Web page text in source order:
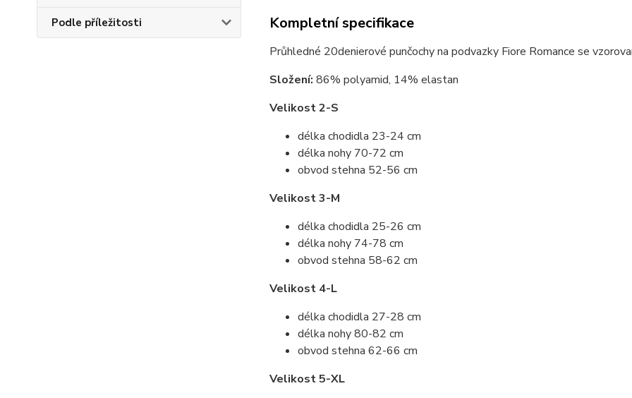
Podle příležitosti Kompletní specifikace
Průhledné 20denierové punčochy na podvazky Fiore Romance se
Složení: 86% polyamid, 14% elastan
Velikost 2-S
délka chodidla 23-24 cm
délka nohy 70-72 cm
obvod stehna 52-56 cm
Velikost 3-M
délka chodidla 25-26 cm
délka nohy 74-78 cm
obvod stehna 58-62 cm
Velikost 4-L
délka chodidla 27-28 cm
délka nohy 80-82 cm
obvod stehna 62-66 cm
Velikost 5-XL